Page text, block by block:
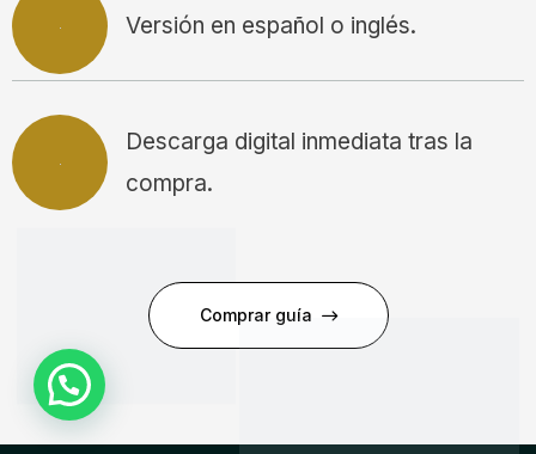
Versión en español o inglés.
Descarga digital inmediata tras la
compra.
Comprar guía